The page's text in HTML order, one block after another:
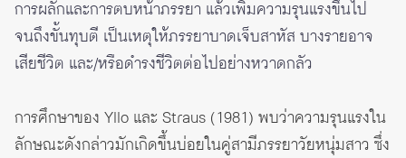
การผลักและการตบหน้าภรรยา แล้วเพิ่มความรุนแรงขึ้นไป
จนถึงขั้นทุบตี เป็นเหตุให้ภรรยาบาดเจ็บสาหัส บางรายอาจ
เสียชีวิต และ/หรือดำรงชีวิตต่อไปอย่างหวาดกลัว
การศึกษาของ Yllo และ Straus (1981) พบว่าความรุนแรงใน
ลักษณะดังกล่าวมักเกิดขึ้นบ่อยในคู่สามีภรรยาวัยหนุ่มสาว ซึ่ง